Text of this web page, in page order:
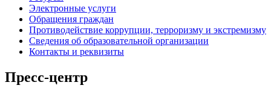
Электронные услуги
Обращения граждан
Противодействие коррупции, терроризму и экстремизму
Сведения об образовательной организации
Контакты и реквизиты
Пресс-центр